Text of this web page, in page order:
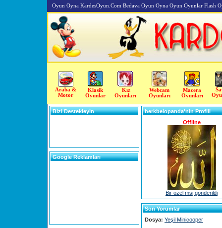
Oyun Oyna KardesOyun.Com Bedava Oyun Oyna Oyun Oyunlar Flash
Araba &
Motor
Klasik
Oyunlar
Kız
Oyunları
Webcam
Oyunları
Macera
Oyunları
Bizi Destekleyin
Google Reklamları
berkbelopanda'nin Profili
Offline
Bir özel msj gönderildi
Son Yorumlar
Dosya: Yeşil Minicooper